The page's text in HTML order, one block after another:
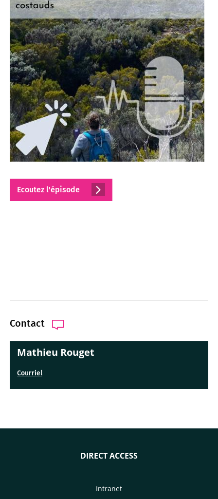
Ecoutez l'épisode
Contact
Mathieu Rouget
Courriel
DIRECT ACCESS
Intranet